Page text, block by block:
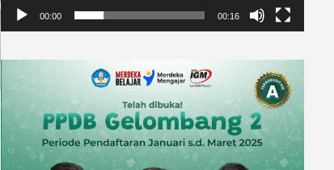
00:00 00:16